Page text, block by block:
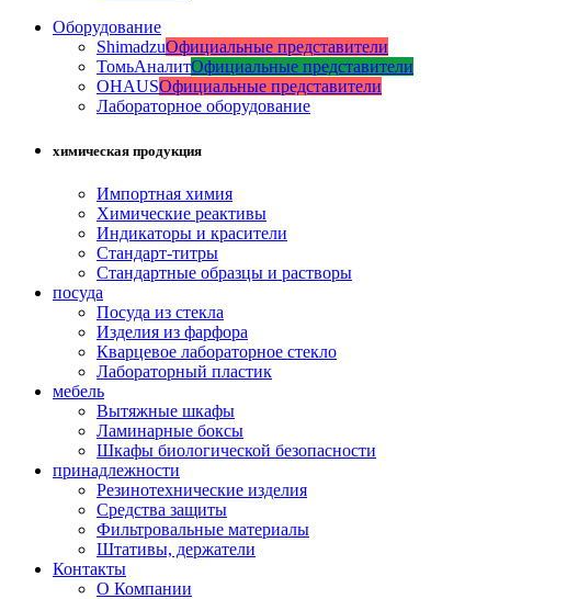
Оборудование
ShimadzuОфициальные представители
ТомьАналитОфициальные представители
OHAUSОфициальные представители
Лабораторное оборудование
химическая продукция
Импортная химия
Химические реактивы
Индикаторы и красители
Стандарт-титры
Стандартные образцы и растворы
посуда
Посуда из стекла
Изделия из фарфора
Кварцевое лабораторное стекло
Лабораторный пластик
мебель
Вытяжные шкафы
Ламинарные боксы
Шкафы биологической безопасности
принадлежности
Резинотехнические изделия
Средства защиты
Фильтровальные материалы
Штативы, держатели
Контакты
О Компании